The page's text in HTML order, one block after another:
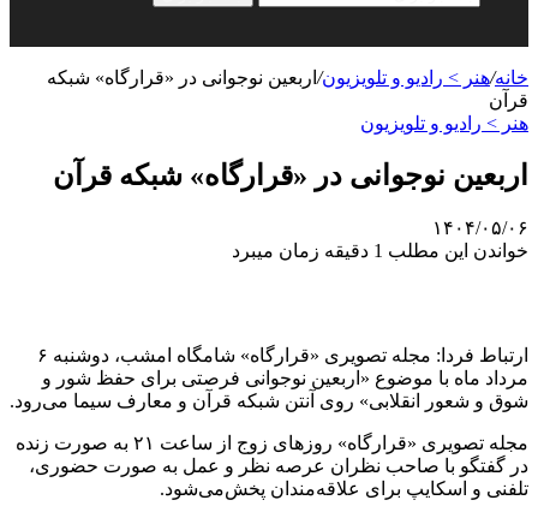
خانه/هنر > رادیو و تلویزیون/ اربعین نوجوانی در «قرارگاه» شبکه
قرآن
هنر > رادیو و تلویزیون
اربعین نوجوانی در «قرارگاه» شبکه قرآن
۱۴۰۴/۰۵/۰۶
خواندن این مطلب 1 دقیقه زمان میبرد
ارتباط فردا: مجله تصویری «قرارگاه» شامگاه امشب، دوشنبه ۶
مرداد ماه با موضوع «اربعین نوجوانی فرصتی برای حفظ شور و
شوق و شعور انقلابی» روی آنتن شبکه قرآن و معارف سیما می‌رود.
مجله تصویری «قرارگاه» روزهای زوج از ساعت ۲۱ به صورت زنده
در گفتگو با صاحب نظران عرصه نظر و عمل به صورت حضوری،
تلفنی و اسکایپ برای علاقه‌مندان پخش‌می‌شود.